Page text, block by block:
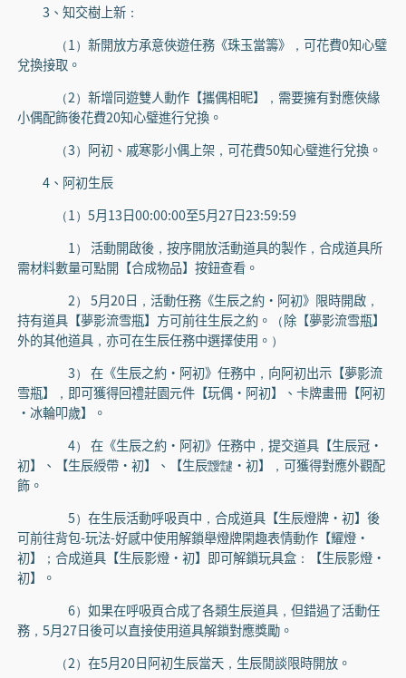
3、知交樹上新：
（1）新開放方承意俠遊任務《珠玉當籌》，可花費0知心璧
兌換接取。
（2）新增同遊雙人動作【攜偶相昵】，需要擁有對應俠緣
小偶配飾後花費20知心璧進行兌換。
（3）阿初、戚寒影小偶上架，可花費50知心璧進行兌換。
4、阿初生辰
（1）5月13日00:00:00至5月27日23:59:59
1） 活動開啟後，按序開放活動道具的製作，合成道具所
需材料數量可點開【合成物品】按鈕查看。
2） 5月20日，活動任務《生辰之約·阿初》限時開啟，
持有道具【夢影流雪瓶】方可前往生辰之約。（除【夢影流雪瓶】
外的其他道具，亦可在生辰任務中選擇使用。）
3） 在《生辰之約·阿初》任務中，向阿初出示【夢影流
雪瓶】，即可獲得回禮莊園元件【玩偶·阿初】、卡牌畫冊【阿初
·冰輪叩歲】。
4） 在《生辰之約·阿初》任務中，提交道具【生辰冠·
初】、【生辰綬帶·初】、【生辰靉靆·初】，可獲得對應外觀配
飾。
5）在生辰活動呼吸頁中，合成道具【生辰燈牌·初】後
可前往背包-玩法-好感中使用解鎖舉燈牌閑趣表情動作【耀燈·
初】；合成道具【生辰影燈·初】即可解鎖玩具盒：【生辰影燈·
初】。
6）如果在呼吸頁合成了各類生辰道具，但錯過了活動任
務，5月27日後可以直接使用道具解鎖對應獎勵。
（2）在5月20日阿初生辰當天，生辰閒談限時開放。